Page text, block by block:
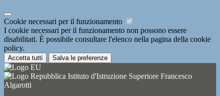
Cookie necessari per il funzionamento
I cookie necessari per il funzionamento non possono essere
disabilitati. È possibile consultare l'elenco nella pagina della cookie
policy.
Accetta tutti Salva le preferenze
Istituto d'Istruzione Superiore Francesco
Algarotti